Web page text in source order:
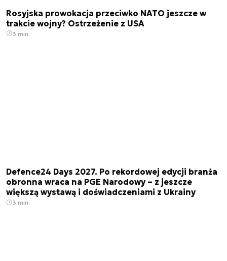
Rosyjska prowokacja przeciwko NATO jeszcze w
trakcie wojny? Ostrzeżenie z USA
3 min.
Defence24 Days 2027. Po rekordowej edycji branża
obronna wraca na PGE Narodowy – z jeszcze
większą wystawą i doświadczeniami z Ukrainy
3 min.